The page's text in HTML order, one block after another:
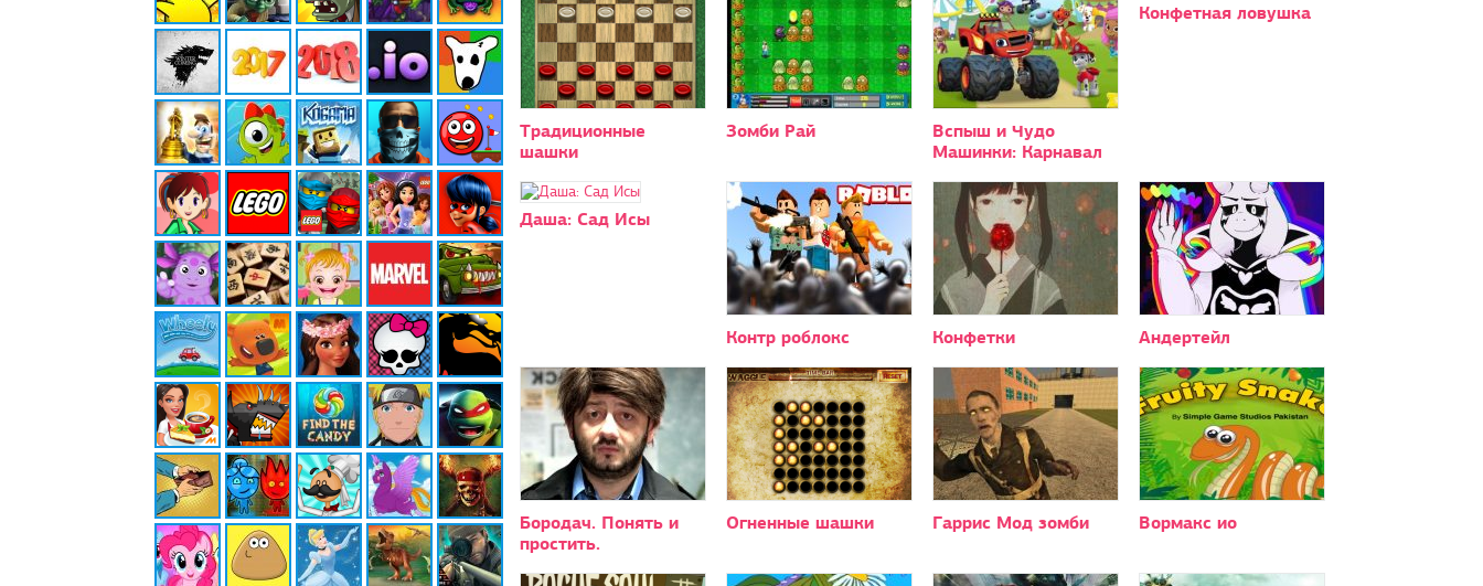
Традиционные
шашки
Зомби Рай
Вспыш и Чудо
Машинки: Карнавал
Конфетная ловушка
Даша: Сад Исы
Контр роблокс Конфетки Андертейл
Бородач. Понять и
простить.
Огненные шашки Гаррис Мод зомби Вормакс ио